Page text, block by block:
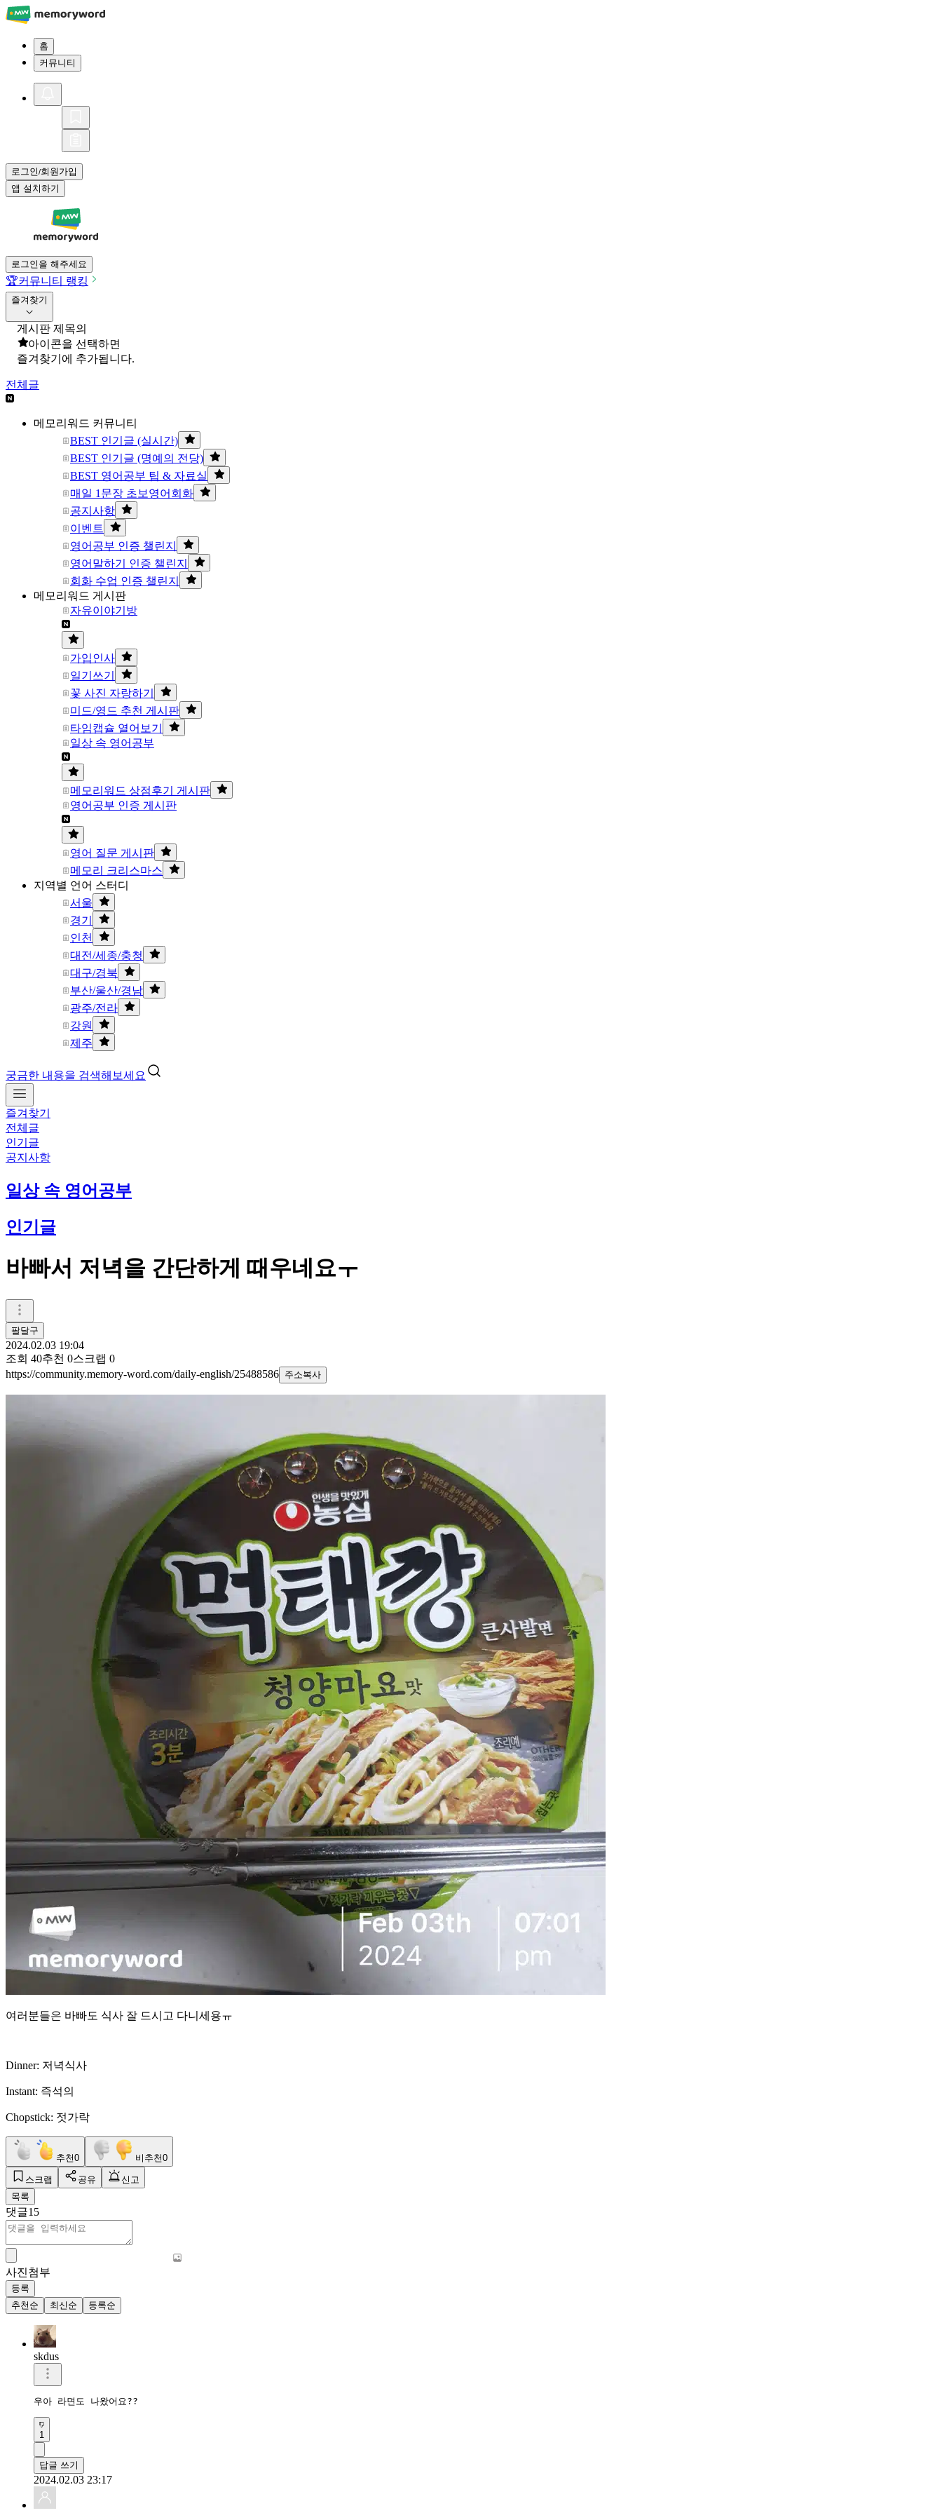
홈
커뮤니티
로그인/회원가입
앱 설치하기
로그인을 해주세요
🏆커뮤니티 랭킹
즐겨찾기
게시판 제목의
아이콘을 선택하면
즐겨찾기에 추가됩니다.
전체글
메모리워드 커뮤니티
BEST 인기글 (실시간)
BEST 인기글 (명예의 전당)
BEST 영어공부 팁 & 자료실
매일 1문장 초보영어회화
공지사항
이벤트
영어공부 인증 챌린지
영어말하기 인증 챌린지
회화 수업 인증 챌린지
메모리워드 게시판
자유이야기방
가입인사
일기쓰기
꽃 사진 자랑하기
미드/영드 추천 게시판
타임캡슐 열어보기
일상 속 영어공부
메모리워드 상점후기 게시판
영어공부 인증 게시판
영어 질문 게시판
메모리 크리스마스
지역별 언어 스터디
서울
경기
인천
대전/세종/충청
대구/경북
부산/울산/경남
광주/전라
강원
제주
궁금한 내용을 검색해보세요
즐겨찾기
전체글
인기글
공지사항
일상 속 영어공부
인기글
바빠서 저녁을 간단하게 때우네요ㅜ
팔달구
2024.02.03 19:04
조회 40추천 0스크랩 0
https://community.memory-word.com/daily-english/25488586 주소복사
여러분들은 바빠도 식사 잘 드시고 다니세용ㅠ
Dinner: 저녁식사
Instant: 즉석의
Chopstick: 젓가락
추천0 비추천0
스크랩 공유
신고
목록
댓글15
사진첨부
등록
추천순
최신순 등록순
skdus
우아 라면도 나왔어요??
1
답글 쓰기
2024.02.03 23:17